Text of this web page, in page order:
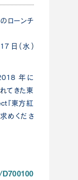
ローンチ
⽇(⽔)
年に
てきた東
『東⽅紅
めくださ